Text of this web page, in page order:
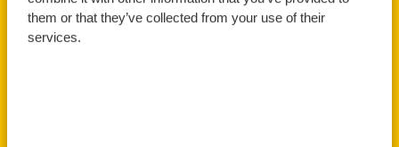
them or that they’ve collected from your use of their
services.
Gwnewch